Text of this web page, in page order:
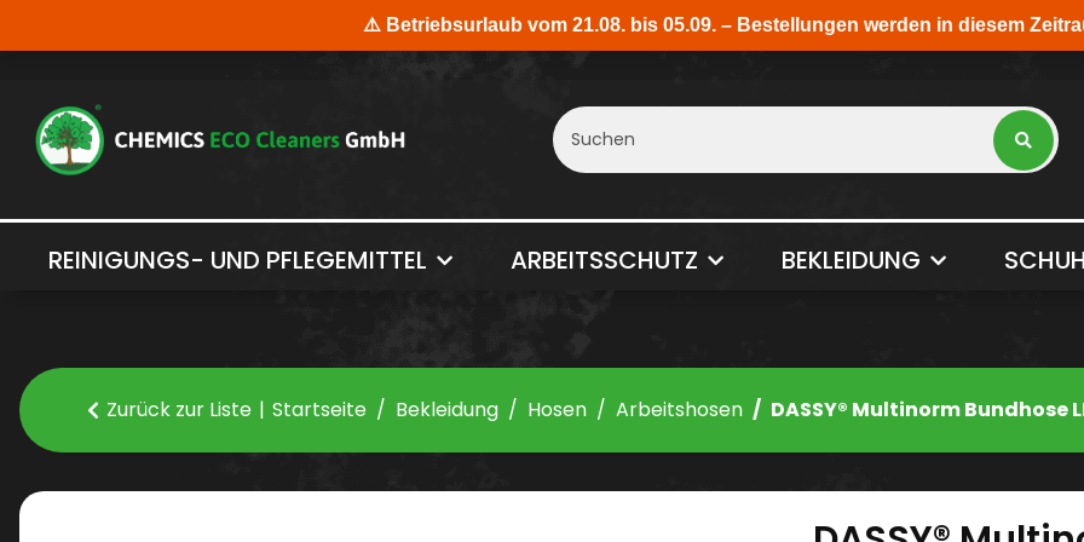
REINIGUNGS- UND PFLEGEMITTEL ARBEITSSCHUTZ BEKLEIDUNG
Zurück zur Liste Startseite Bekleidung Hosen Arbeitshosen DASSY® Multinorm Bundhose